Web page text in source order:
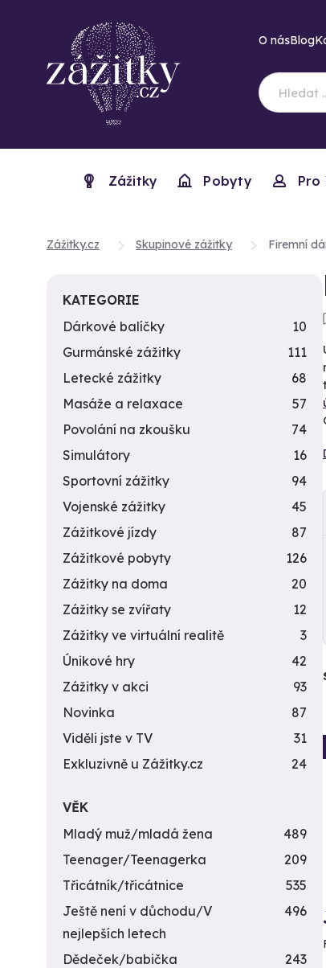
O násBlog
Zážitky Pobyty Pro
Zážitky.cz Skupinové zážitky Firemní
KATEGORIE
Dárkové balíčky
10
Gurmánské zážitky
111
Letecké zážitky
68
Masáže a relaxace
57
Povolání na zkoušku
74
Simulátory
16
Sportovní zážitky
94
Vojenské zážitky
45
Zážitkové jízdy
87
Zážitkové pobyty
126
Zážitky na doma
20
Zážitky se zvířaty
12
Zážitky ve virtuální realitě
3
Únikové hry
42
Zážitky v akci
93
Novinka
87
Viděli jste v TV
31
Exkluzivně u Zážitky.cz
24
VĚK
Mladý muž/mladá žena
489
Teenager/Teenagerka
209
Třicátník/třicátnice
535
Ještě není v důchodu/V
nejlepších letech
496
Dědeček/babička
243